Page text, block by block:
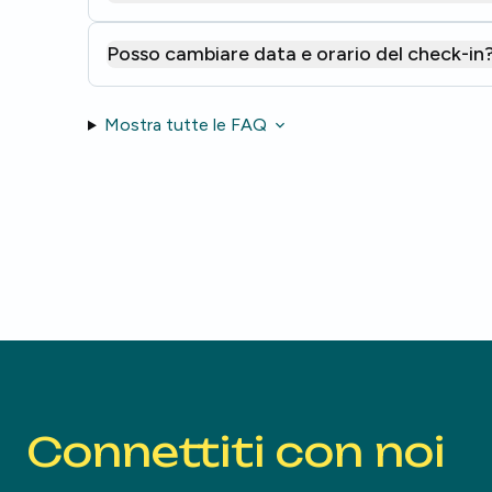
Posso cambiare data e orario del check-
Mostra tutte le FAQ
Connettiti con noi